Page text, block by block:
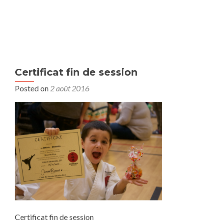
Certificat fin de session
Posted on 2 août 2016
Certificat fin de session